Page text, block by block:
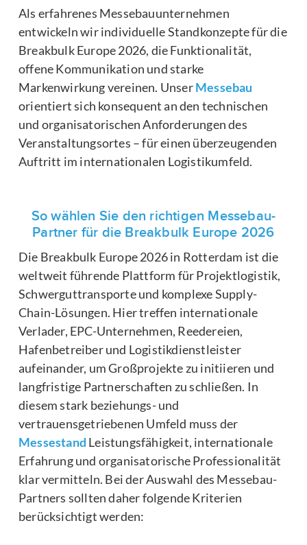
Als erfahrenes Messebauunternehmen
entwickeln wir individuelle Standkonzepte für die
Breakbulk Europe 2026, die Funktionalität,
offene Kommunikation und starke
Markenwirkung vereinen. UnserMessebau
orientiert sich konsequent an den technischen
und organisatorischen Anforderungen des
Veranstaltungsortes – für einen überzeugenden
Auftritt im internationalen Logistikumfeld.
So wählen Sie den richtigen Messebau-
Partner für die Breakbulk Europe 2026
Die Breakbulk Europe 2026 in Rotterdam ist die
weltweit führende Plattform für Projektlogistik,
Schwerguttransporte und komplexe Supply-
Chain-Lösungen. Hier treffen internationale
Verlader, EPC-Unternehmen, Reedereien,
Hafenbetreiber und Logistikdienstleister
aufeinander, um Großprojekte zu initiieren und
langfristige Partnerschaften zu schließen. In
diesem stark beziehungs- und
vertrauensgetriebenen Umfeld muss der
Messestand Leistungsfähigkeit, internationale
Erfahrung und organisatorische Professionalität
klar vermitteln. Bei der Auswahl des Messebau-
Partners sollten daher folgende Kriterien
berücksichtigt werden: